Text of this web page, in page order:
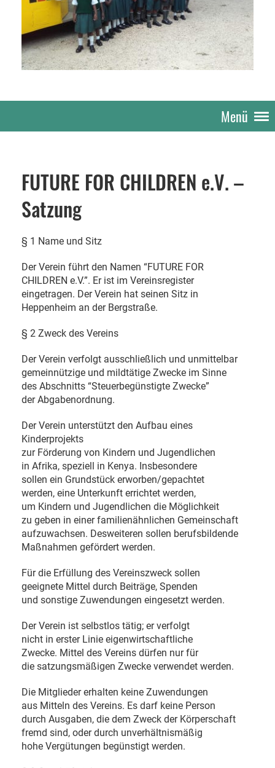
Menü
FUTURE FOR CHILDREN e.V. –
Satzung
§ 1 Name und Sitz
Der Verein führt den Namen “FUTURE FOR
CHILDREN e.V.”. Er ist im Vereinsregister
eingetragen. Der Verein hat seinen Sitz in
Heppenheim an der Bergstraße.
§ 2 Zweck des Vereins
Der Verein verfolgt ausschließlich und unmittelbar
gemeinnützige und mildtätige Zwecke im Sinne
des Abschnitts “Steuerbegünstigte Zwecke”
der Abgabenordnung.
Der Verein unterstützt den Aufbau eines
Kinderprojekts
zur Förderung von Kindern und Jugendlichen
in Afrika, speziell in Kenya. Insbesondere
sollen ein Grundstück erworben/gepachtet
werden, eine Unterkunft errichtet werden,
um Kindern und Jugendlichen die Möglichkeit
zu geben in einer familienähnlichen Gemeinschaft
aufzuwachsen. Desweiteren sollen berufsbildende
Maßnahmen gefördert werden.
Für die Erfüllung des Vereinszweck sollen
geeignete Mittel durch Beiträge, Spenden
und sonstige Zuwendungen eingesetzt werden.
Der Verein ist selbstlos tätig; er verfolgt
nicht in erster Linie eigenwirtschaftliche
Zwecke. Mittel des Vereins dürfen nur für
die satzungsmäßigen Zwecke verwendet werden.
Die Mitglieder erhalten keine Zuwendungen
aus Mitteln des Vereins. Es darf keine Person
durch Ausgaben, die dem Zweck der Körperschaft
fremd sind, oder durch unverhältnismäßig
hohe Vergütungen begünstigt werden.